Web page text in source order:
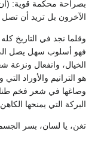
الآخرون بل تريد أن تصل إلى حقيقة الأمور) (67). وان كتاباته
وقلما نجد في التاريخ
فهو أسلوب سهل يصل
الخيال، وانفعال ونزعة
البركة التي يمنحها
تغن، يا لسان، بسر